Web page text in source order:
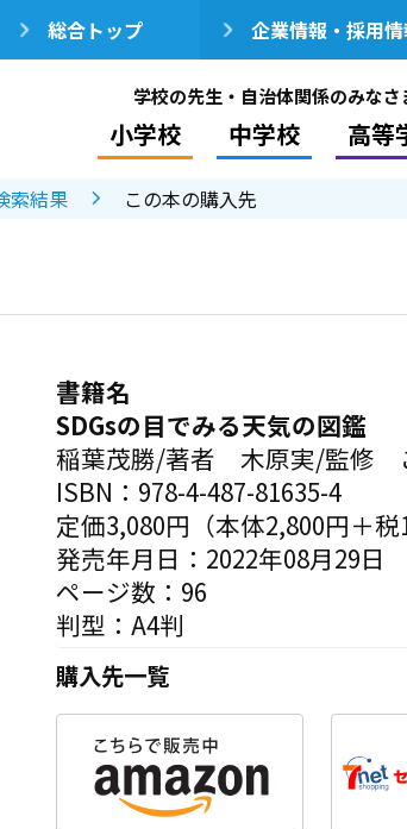
総合トップ 企業情報・採用
学校の先生・自治体関係のみなさ
小学校 中学校 高等
索結果 この本の購入先
書籍名
SDGsの目でみる天気の図鑑
稲葉茂勝/著者 木原実/監修
ISBN：978-4-487-81635-4
定価3,080円（本体2,800円＋税
発売年月日：2022年08月29日
ページ数：96
判型：A4判
購入先一覧